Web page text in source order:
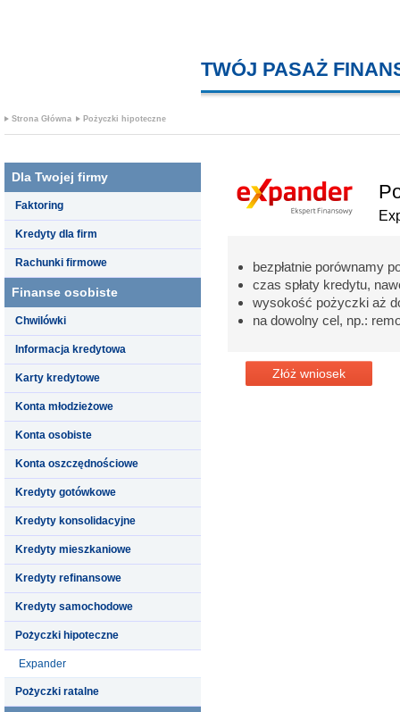
TWÓJ PASAŻ
Strona Główna Pożyczki hipoteczne
Dla Twojej firmy
Faktoring
Kredyty dla firm
Rachunki firmowe
Finanse osobiste
Chwilówki
Informacja kredytowa
Karty kredytowe
Konta młodzieżowe
Konta osobiste
Konta oszczędnościowe
Kredyty gotówkowe
Kredyty konsolidacyjne
Kredyty mieszkaniowe
Kredyty refinansowe
Kredyty samochodowe
Pożyczki hipoteczne
Expander
Pożyczki ratalne
bezpłatnie porównamy
czas spłaty kredytu,
wysokość pożyczki aż
na dowolny cel, np.:
Złóż wniosek